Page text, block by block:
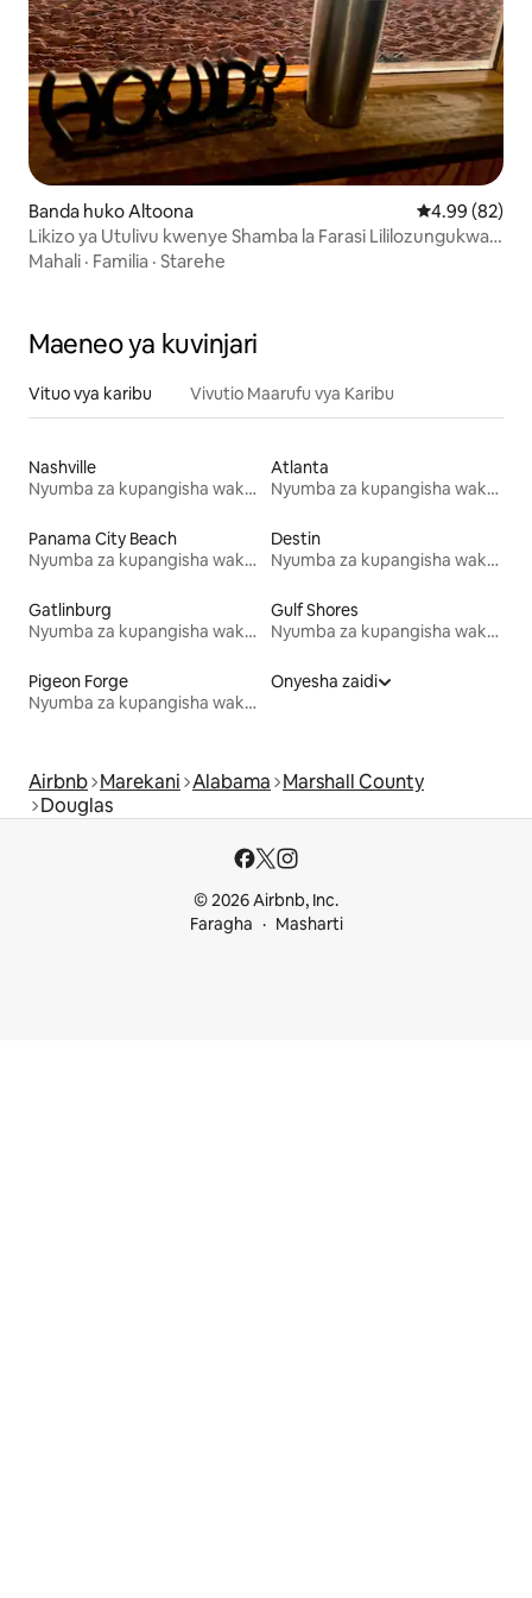
Banda huko Altoona Ukadiriaji wa
4.99 (82)
Likizo ya Utulivu kwenye Shamba la Farasi Lililozungukwa
na Mazingira ya Asili
Mahali · Familia · Starehe
Maeneo ya kuvinjari
Vituo vya karibu Vivutio Maarufu vya Karibu
Nashville
Nyumba za kupangisha wakati wa likizo
Atlanta
Nyumba za kupangisha wakati wa likizo
Panama City Beach
Nyumba za kupangisha wakati wa likizo
Destin
Nyumba za kupangisha wakati wa likizo
Gatlinburg
Nyumba za kupangisha wakati wa likizo
Gulf Shores
Nyumba za kupangisha wakati wa likizo
Pigeon Forge
Nyumba za kupangisha wakati wa likizo
Onyesha zaidi
Airbnb Marekani Alabama Marshall County
Douglas
© 2026 Airbnb, Inc.
Faragha
Masharti